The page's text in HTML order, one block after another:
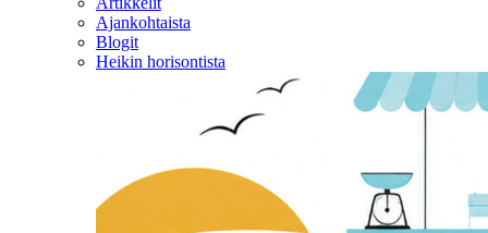
Ajankohtaista
Blogit
Heikin horisontista